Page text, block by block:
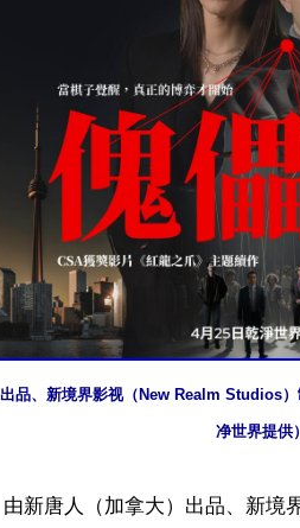
品、新境界影视（New Realm Studios
净世界提供）
由新唐人（加拿大）出品、新境